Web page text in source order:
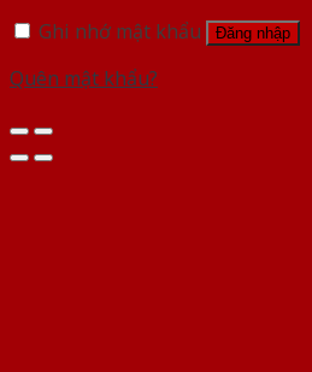
Ghi nhớ mật khẩu
Đăng nhập
Quên mật khẩu?